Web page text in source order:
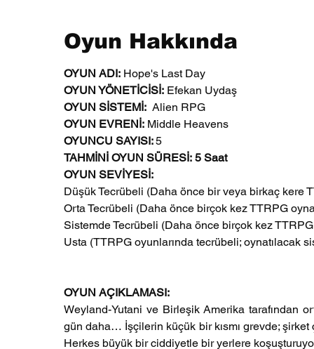
Oyun Hakkında
OYUN ADI: Hope's Last Day
OYUN YÖNETİCİSİ: Efekan Uydaş
OYUN SİSTEMİ: Alien RPG
OYUN EVRENİ: Middle Heavens
OYUNCU SAYISI: 5
TAHMİNİ OYUN SÜRESİ: 5 Saat
OYUN SEVİYESİ:
Düşük Tecrübeli (Daha önce bir veya birkaç kere
Orta Tecrübeli (Daha önce birçok kez TTRPG
Sistemde Tecrübeli (Daha önce birçok kez
Usta (TTRPG oyunlarında tecrübeli; oynatılacak
OYUN AÇIKLAMASI:
Weyland-Yutani ve Birleşik Amerika tarafından
gün daha… İşçilerin küçük bir kısmı grevde; şirket
Herkes büyük bir ciddiyetle bir yerlere